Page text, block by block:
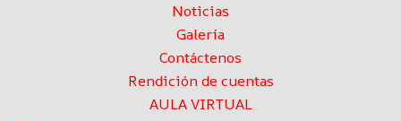
Noticias
Galería
Contáctenos
Rendición de cuentas
AULA VIRTUAL